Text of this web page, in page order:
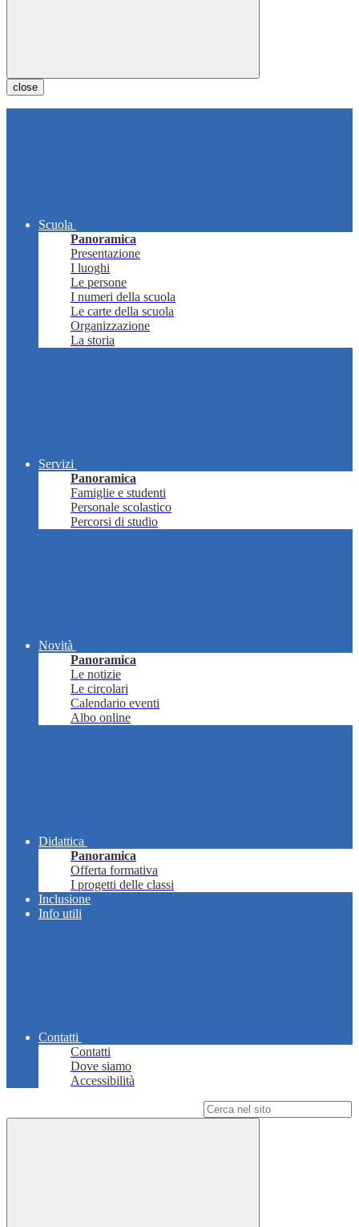
close
Scuola
Panoramica
Presentazione
I luoghi
Le persone
I numeri della scuola
Le carte della scuola
Organizzazione
La storia
Servizi
Panoramica
Famiglie e studenti
Personale scolastico
Percorsi di studio
Novità
Panoramica
Le notizie
Le circolari
Calendario eventi
Albo online
Didattica
Panoramica
Offerta formativa
I progetti delle classi
Inclusione
Info utili
Contatti
Contatti
Dove siamo
Accessibilità